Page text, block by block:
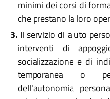
minimi dei corsi di
che prestano la loro
3. Il servizio di aiuto
interventi di
socializzazione e di
temporanea o
dell'autonomia